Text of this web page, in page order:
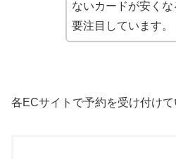
ないカードが安く
要注目しています。
各ECサイトで予約を受け付けて